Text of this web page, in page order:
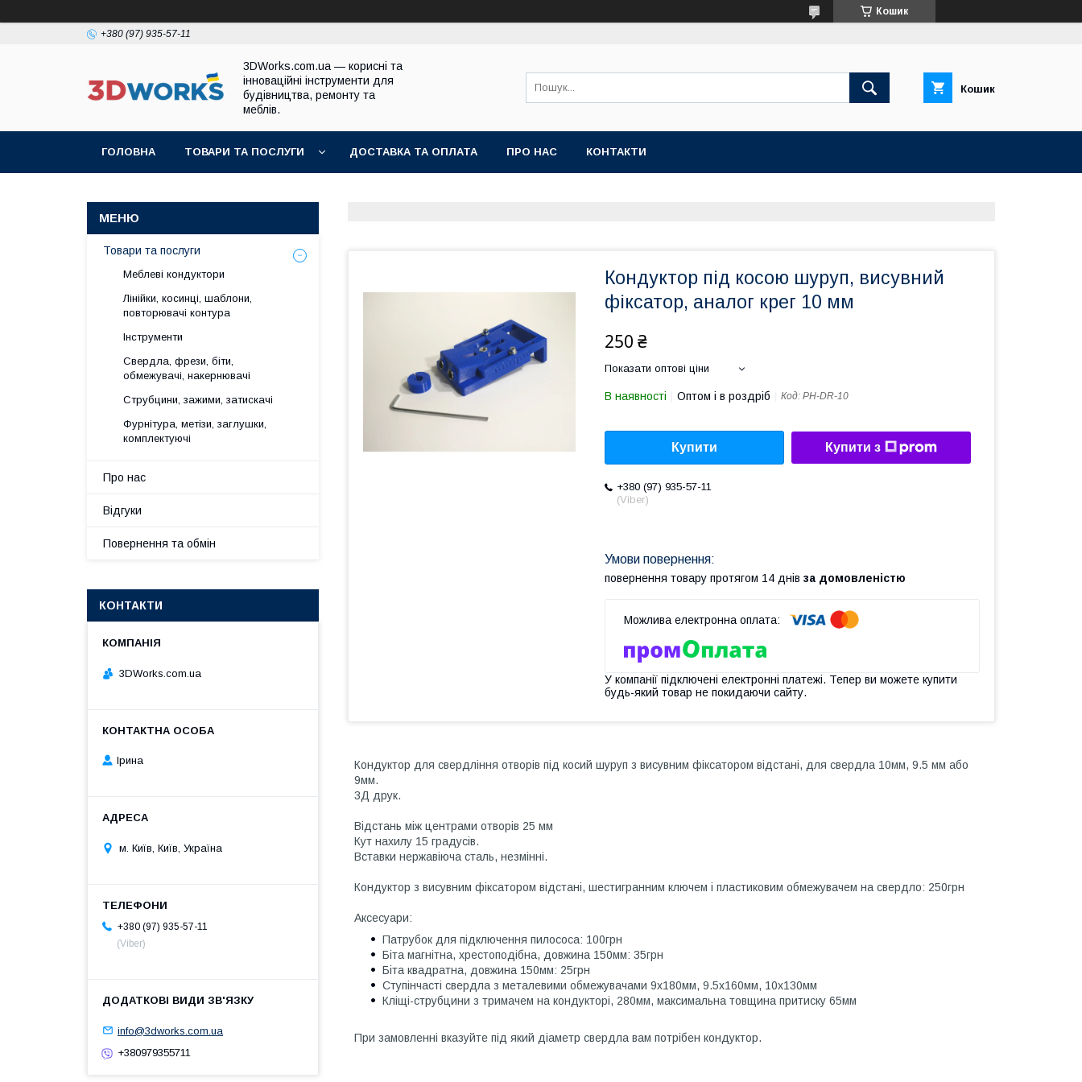
Кошик
+380 (97) 935-57-11
3DWorks.com.ua — корисні та
інноваційні інструменти для
будівництва, ремонту та
меблів.
Кошик
ГОЛОВНА ТОВАРИ ТА ПОСЛУГИ ДОСТАВКА ТА ОПЛАТА ПРО НАС КОНТАКТИ
Кондуктор під косою шуруп, висувний
фіксатор, аналог крег 10 мм
250 ₴
Показати оптові ціни
В наявності Оптом і в роздріб Код: PH-DR-10
Купити Купити з
+380 (97) 935-57-11
(Viber)
повернення товару протягом 14 днів за домовленістю
У компанії підключені електронні платежі. Тепер ви можете купити
будь-який товар не покидаючи сайту.
Кондуктор для свердління отворів під косий шуруп з висувним фіксатором відстані, для свердла 10мм, 9.5 мм або
9мм.
3Д друк.
Відстань між центрами отворів 25 мм
Кут нахилу 15 градусів.
Вставки нержавіюча сталь, незмінні.
Кондуктор з висувним фіксатором відстані, шестигранним ключем і пластиковим обмежувачем на свердло: 250грн
Аксесуари:
Патрубок для підключення пилососа: 100грн
Біта магнітна, хрестоподібна, довжина 150мм: 35грн
Біта квадратна, довжина 150мм: 25грн
Ступінчасті свердла з металевими обмежувачами 9х180мм, 9.5х160мм, 10х130мм
Кліщі-струбцини з тримачем на кондукторі, 280мм, максимальна товщина притиску 65мм
При замовленні вказуйте під який діаметр свердла вам потрібен кондуктор.
Товари та послуги
Меблеві кондуктори
Лінійки, косинці, шаблони,
повторювачі контура
Інструменти
Свердла, фрези, біти,
обмежувачі, накернювачі
Струбцини, зажими, затискачі
Фурнітура, метізи, заглушки,
комплектуючі
Про нас
Відгуки
Повернення та обмін
КОНТАКТИ
3DWorks.com.ua
Ірина
м. Київ, Київ, Україна
+380 (97) 935-57-11
(Viber)
info@3dworks.com.ua
+380979355711